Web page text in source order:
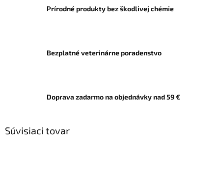
Prírodné produkty bez škodlivej chémie
Bezplatné veterinárne poradenstvo
Doprava zadarmo na objednávky nad 59 €
Súvisiaci tovar